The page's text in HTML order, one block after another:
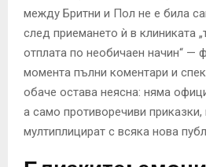
между Бритни и Пол не е била
след приемането ѝ в клиниката
отплата по необичаен начин“ —
момента пълни коментари и
обаче остава неясна: няма
а само противоречиви приказки,
мултиплицират с всяка нова